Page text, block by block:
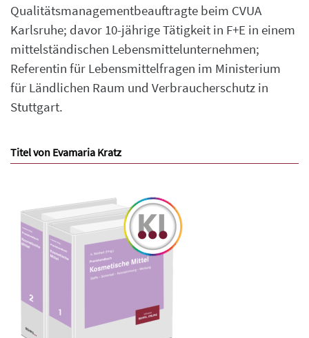
Qualitätsmanagementbeauftragte beim CVUA
Karlsruhe; davor 10-jährige Tätigkeit in F+E in einem
mittelständischen Lebensmittelunternehmen;
Referentin für Lebensmittelfragen im Ministerium
für Ländlichen Raum und Verbraucherschutz in
Stuttgart.
Titel von Evamaria Kratz